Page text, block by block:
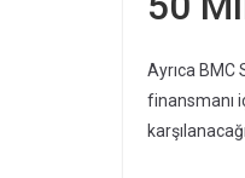
Ayrıca BMC
finansmanı